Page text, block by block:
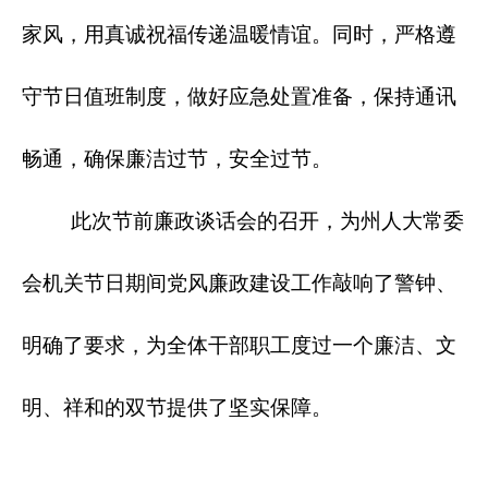
家风，用真诚祝福传递温暖情谊。同时，严格遵
守节日值班制度，做好应急处置准备，保持通讯
畅通，确保廉洁过节，安全过节。
此次节前廉政谈话会的召开，为州人大常委
会机关节日期间党风廉政建设工作敲响了警钟、
明确了要求，为全体干部职工度过一个廉洁、文
明、祥和的双节提供了坚实保障。